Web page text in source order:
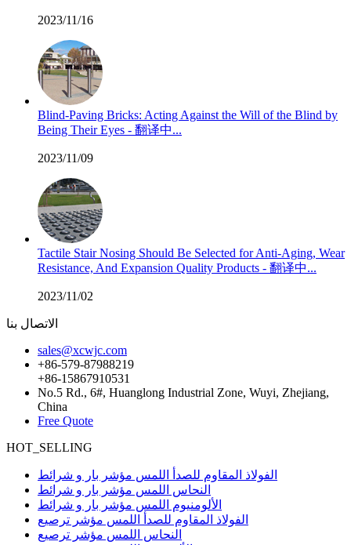
2023/11/16
Blind-Paving Bricks: Acting Against the Will of the Blind by
Being Their Eyes - 翻译中...
2023/11/09
Tactile Stair Nosing Should Be Selected for Anti-Aging, Wear
Resistance, And Expansion Quality Products - 翻译中...
2023/11/02
الاتصال بنا
sales@xcwjc.com
+86-579-87988219
+86-15867910531
No.5 Rd., 6#, Huanglong Industrial Zone, Wuyi, Zhejiang,
China
Free Quote
HOT_SELLING
الفولاذ المقاوم للصدأ اللمس مؤشر بار و شرائط
النحاس اللمس مؤشر بار و شرائط
الألومنيوم اللمس مؤشر بار و شرائط
الفولاذ المقاوم للصدأ اللمس مؤشر ترصيع
النحاس اللمس مؤشر ترصيع